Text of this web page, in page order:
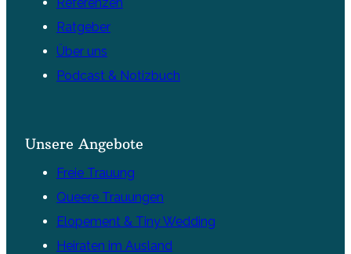
Ratgeber
Über uns
Podcast & Notizbuch
Unsere Angebote
Freie Trauung
Queere Trauungen
Elopement & Tiny Wedding
Heiraten im Ausland